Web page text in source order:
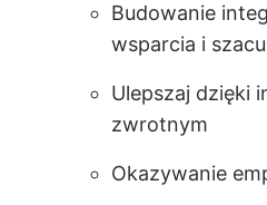
Budowanie
wsparcia i
Ulepszaj dzięki
zwrotnym
Okazywanie